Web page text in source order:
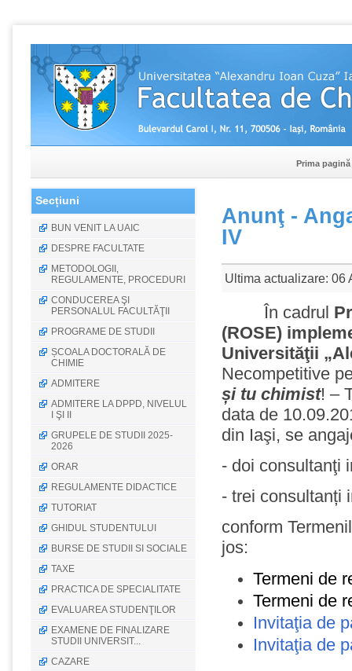
Prima pagină
Secțiuni
BUN VENIT LA UAIC
DESPRE FACULTATE
METODOLOGII,
REGULAMENTE, PROCEDURI
CONDUCEREA ŞI
PERSONALUL FACULTĂŢII
PROGRAME DE STUDII
ȘCOALA DOCTORALĂ DE
CHIMIE
ADMITERE
ADMITERE LA DPPD, NIVELUL
I ŞI II
GRUPELE DE STUDII 2025-
2026
ORAR
REGULAMENTE DIDACTICE
TUTORIAT
GHIDUL STUDENTULUI
BURSE DE STUDII SI SOCIALE
TAXE
PRACTICA DE SPECIALITATE
EVALUAREA STUDENŢILOR
EXAMENE DE FINALIZARE
STUDII UNIVERSIT...
CAZARE
Anunţ -
IV
Ultima actualizare: 06
În cadrul
(ROSE)
Universităţii
Necompetitive
și tu chimist! –
data de
din Iaşi, se
- doi consultanţi
- trei consultanți
conform
jos:
Termeni de
Termeni de
Invitaţia de
Invitaţia de